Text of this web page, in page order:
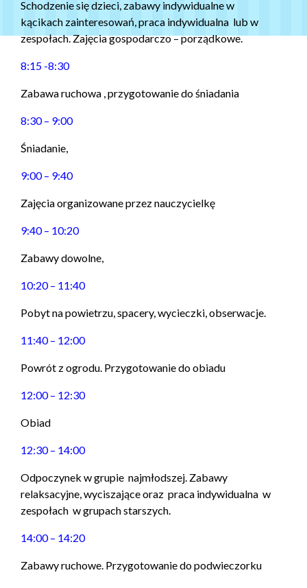
Schodzenie się dzieci, zabawy indywidualne w
kącikach zainteresowań, praca indywidualna lub w
zespołach. Zajęcia gospodarczo – porządkowe.
8:15 -8:30
Zabawa ruchowa , przygotowanie do śniadania
8:30 – 9:00
Śniadanie,
9:00 – 9:40
Zajęcia organizowane przez nauczycielkę
9:40 – 10:20
Zabawy dowolne,
10:20 – 11:40
Pobyt na powietrzu, spacery, wycieczki, obserwacje.
11:40 – 12:00
Powrót z ogrodu. Przygotowanie do obiadu
12:00 – 12:30
Obiad
12:30 – 14:00
Odpoczynek w grupie najmłodszej. Zabawy
relaksacyjne, wyciszające oraz praca indywidualna w
zespołach w grupach starszych.
14:00 – 14:20
Zabawy ruchowe. Przygotowanie do podwieczorku